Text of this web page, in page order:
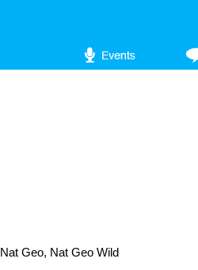
Geo, Nat Geo Wild